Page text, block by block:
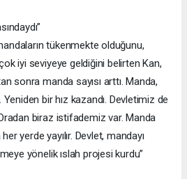
tükenmekte olduğunu,
iyi seviyeye geldiğini belirten Kan,
sonra manda sayısı arttı. Manda,
bir hız kazandı. Devletimiz de
biraz istifademiz var. Manda
yerde yayılır. Devlet, mandayı
yönelik ıslah projesi kurdu”